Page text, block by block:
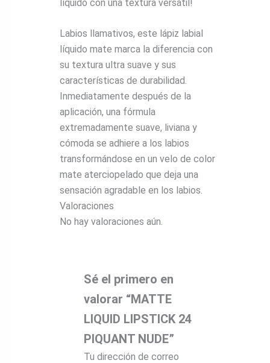
líquido con una textura versátil!
Labios llamativos, este lápiz labial
líquido mate marca la diferencia con
su textura ultra suave y sus
características de durabilidad.
Inmediatamente después de la
aplicación, una fórmula
extremadamente suave, liviana y
cómoda se adhiere a los labios
transformándose en un velo de color
mate aterciopelado que deja una
sensación agradable en los labios.
Valoraciones
No hay valoraciones aún.
Sé el primero en
valorar “MATTE
LIQUID LIPSTICK 24
PIQUANT NUDE”
Tu dirección de correo